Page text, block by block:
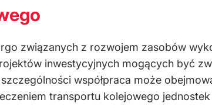
związanych z rozwojem zasobów
inwestycyjnych mogących być
współpraca może
transportu kolejowego